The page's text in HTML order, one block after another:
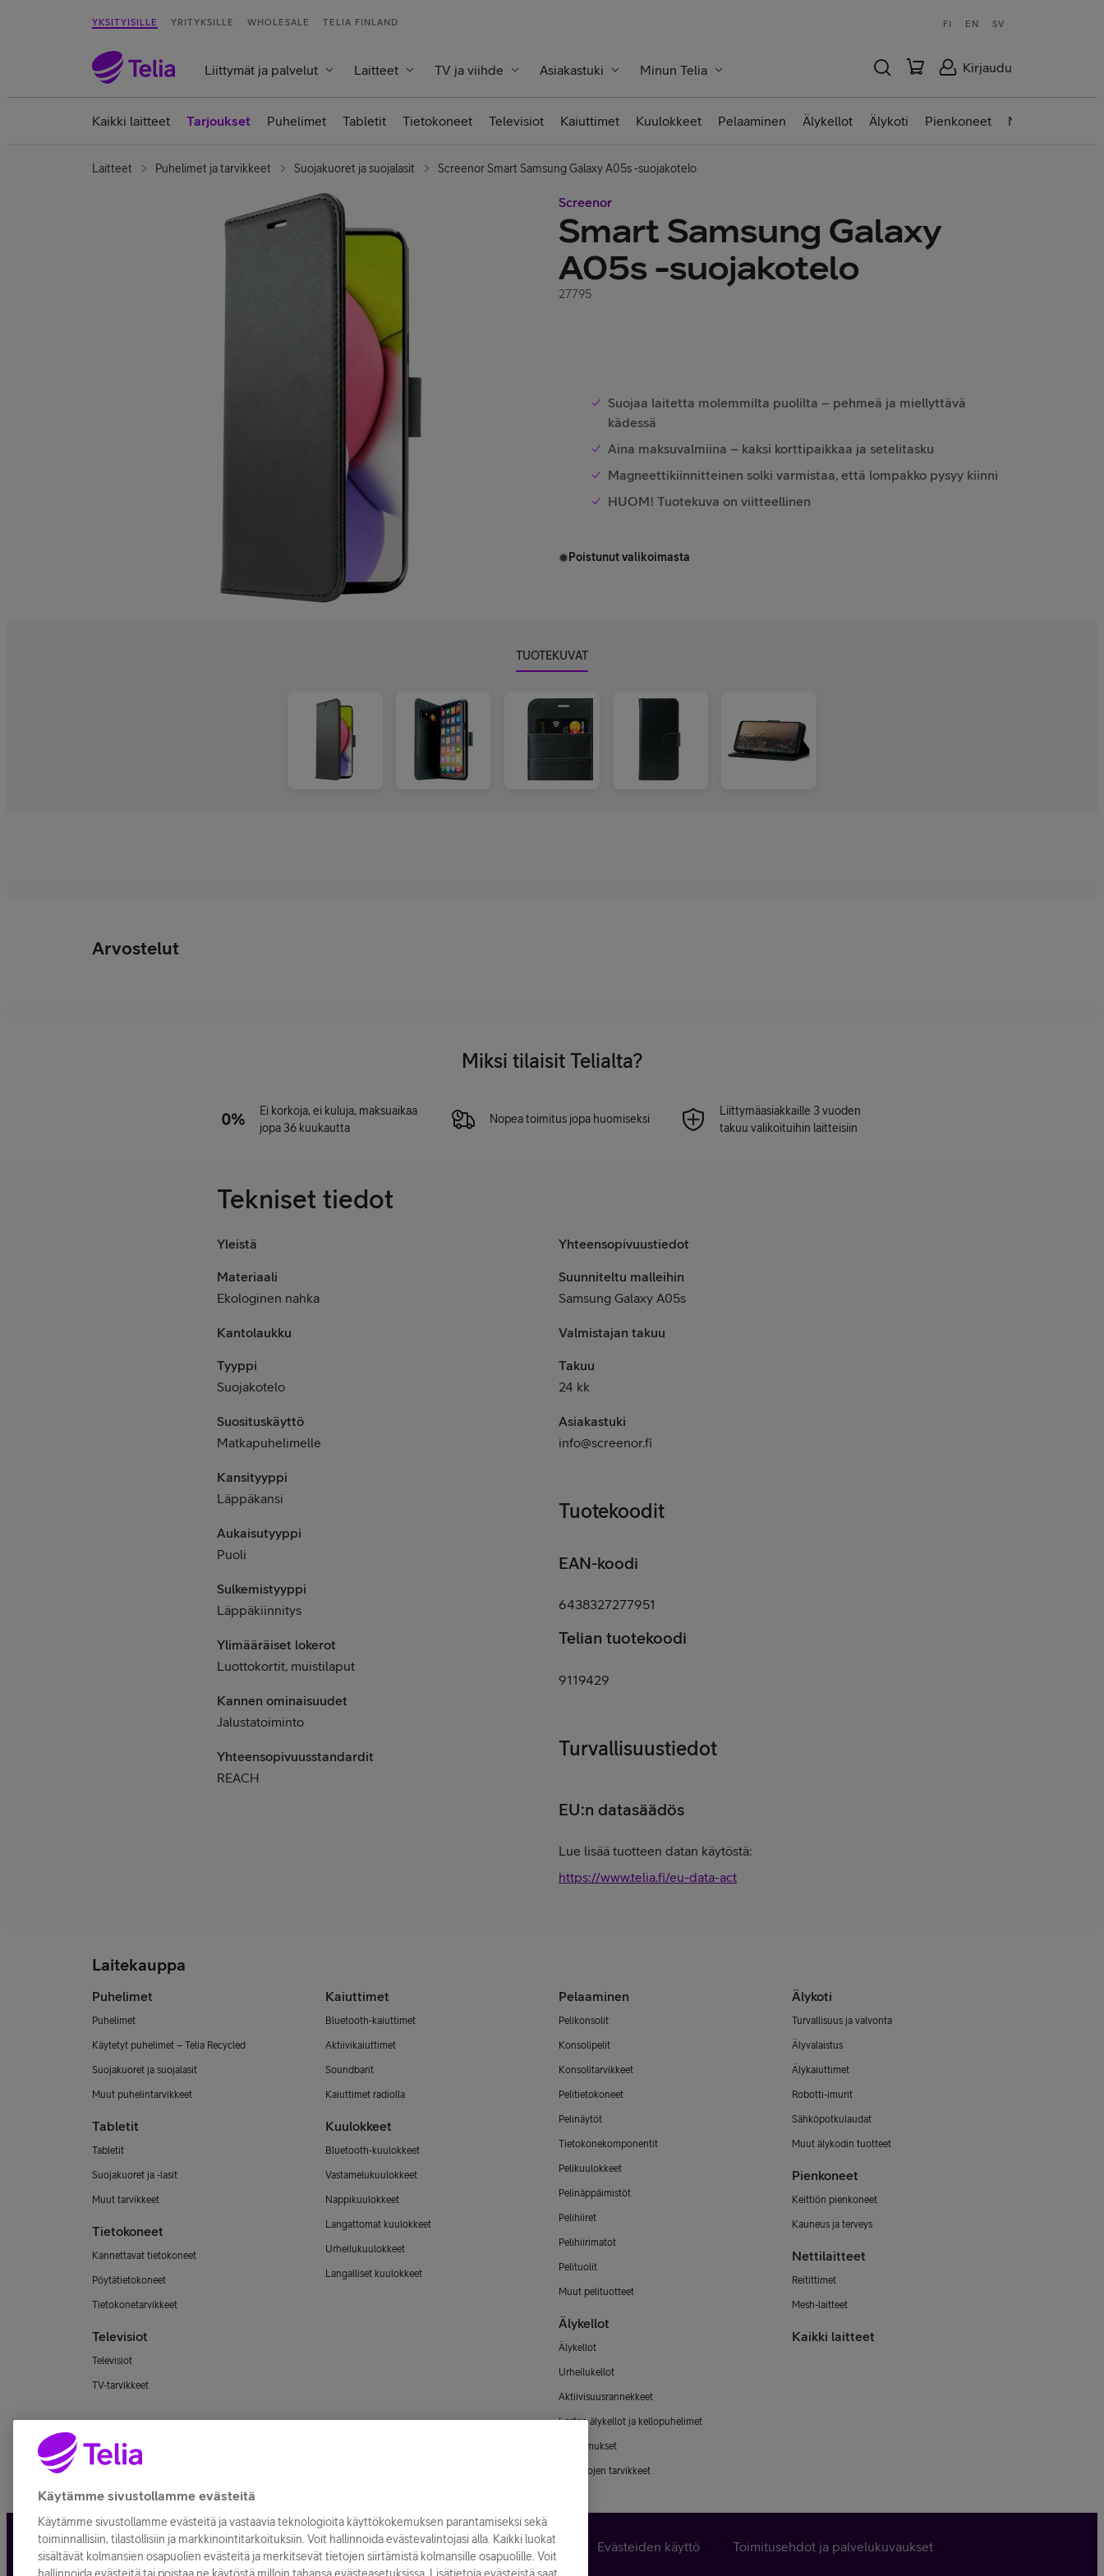
YKSITYISILLE YRITYKSILLE WHOLESALE TELIA FINLAND FI EN SV
Liittymät ja palvelut Laitteet TV ja viihde Asiakastuki Minun Telia Kirjaudu
Kaikki laitteet Tarjoukset Puhelimet Tabletit Tietokoneet Televisiot Kaiuttimet Kuulokkeet Pelaaminen Älykellot Älykoti Pienkoneet Nettilaitteet
Laitteet Puhelimet ja tarvikkeet Suojakuoret ja suojalasit Screenor Smart Samsung Galaxy A05s -suojakotelo
Screenor
Smart Samsung Galaxy
A05s -suojakotelo
27795
Suojaa laitetta molemmilta puolilta – pehmeä ja miellyttävä
kädessä
Aina maksuvalmiina – kaksi korttipaikkaa ja setelitasku
Magneettikiinnitteinen solki varmistaa, että lompakko pysyy kiinni
HUOM! Tuotekuva on viitteellinen
Poistunut valikoimasta
TUOTEKUVAT
Arvostelut
Miksi tilaisit Telialta?
Ei korkoja, ei kuluja, maksuaikaa
jopa 36 kuukautta
Nopea toimitus jopa huomiseksi
Liittymäasiakkaille 3 vuoden
takuu valikoituihin laitteisiin
Tekniset tiedot
Yleistä
Materiaali
Ekologinen nahka
Kantolaukku
Tyyppi
Suojakotelo
Suosituskäyttö
Matkapuhelimelle
Kansityyppi
Läppäkansi
Aukaisutyyppi
Puoli
Sulkemistyyppi
Läppäkiinnitys
Ylimääräiset lokerot
Luottokortit, muistilaput
Kannen ominaisuudet
Jalustatoiminto
Yhteensopivuusstandardit
REACH
Yhteensopivuustiedot
Suunniteltu malleihin
Samsung Galaxy A05s
Valmistajan takuu
Takuu
24 kk
Asiakastuki
info@screenor.fi
Tuotekoodit
EAN-koodi
6438327277951
Telian tuotekoodi
9119429
Turvallisuustiedot
EU:n datasäädös
Lue lisää tuotteen datan käytöstä:
https://www.telia.fi/eu-data-act
Laitekauppa
Puhelimet
Puhelimet
Käytetyt puhelimet – Telia Recycled
Suojakuoret ja suojalasit
Muut puhelintarvikkeet
Tabletit
Tabletit
Suojakuoret ja -lasit
Muut tarvikkeet
Tietokoneet
Kannettavat tietokoneet
Pöytätietokoneet
Tietokonetarvikkeet
Televisiot
Televisiot
TV-tarvikkeet
Kaiuttimet
Bluetooth-kaiuttimet
Aktiivikaiuttimet
Soundbarit
Kaiuttimet radiolla
Kuulokkeet
Bluetooth-kuulokkeet
Vastamelukuulokkeet
Nappikuulokkeet
Langattomat kuulokkeet
Urheilukuulokkeet
Langalliset kuulokkeet
Pelaaminen
Pelikonsolit
Konsolipelit
Konsolitarvikkeet
Pelitietokoneet
Pelinäytöt
Tietokonekomponentit
Pelikuulokkeet
Pelinäppäimistöt
Pelihiiret
Pelihiirimatot
Pelituolit
Muut pelituotteet
Älykellot
Älykellot
Urheilukellot
Aktiivisuusrannekkeet
Lasten älykellot ja kellopuhelimet
Älysormukset
Älykellojen tarvikkeet
Älykoti
Turvallisuus ja valvonta
Älyvalaistus
Älykaiuttimet
Robotti-imurit
Sähköpotkulaudat
Muut älykodin tuotteet
Pienkoneet
Keittiön pienkoneet
Kauneus ja terveys
Nettilaitteet
Reitittimet
Mesh-laitteet
Kaikki laitteet
Tietosuoja ja -turva Tilauksen peruuttaminen Käyttöehdot Evästeiden käyttö Toimitusehdot ja palvelukuvaukset
Käytämme sivustollamme evästeitä
Käytämme sivustollamme evästeitä ja vastaavia teknologioita käyttökokemuksen parantamiseksi sekä
toiminnallisiin, tilastollisiin ja markkinointitarkoituksiin. Voit hallinnoida evästevalintojasi alla. Kaikki luokat
sisältävät kolmansien osapuolien evästeitä ja merkitsevät tietojen siirtämistä kolmansille osapuolille. Voit